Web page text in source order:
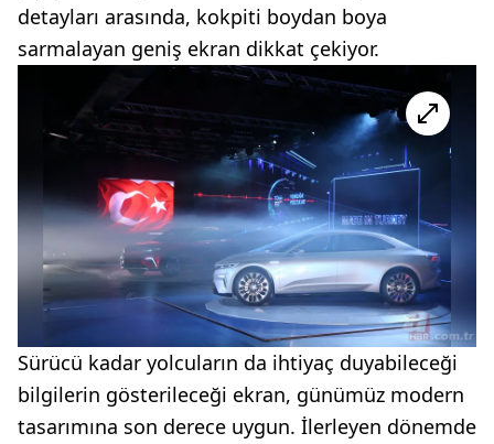
detayları arasında, kokpiti boydan boya
sarmalayan geniş ekran dikkat çekiyor.
Sürücü kadar yolcuların da ihtiyaç duyabileceği
bilgilerin gösterileceği ekran, günümüz modern
tasarımına son derece uygun. İlerleyen dönemde